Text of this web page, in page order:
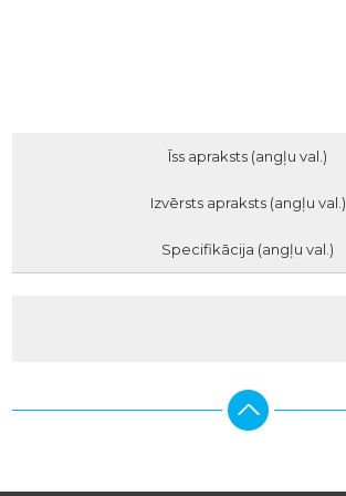
Īss apraksts (angļu val.)
Izvērsts apraksts (angļu val.)
Specifikācija (angļu val.)